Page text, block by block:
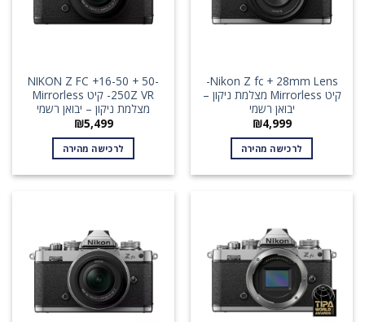
Nikon Z fc + 28mm Lens-
קיט Mirrorless מצלמת ניקון –
יבואן רשמי
₪4,999
לרכישה מהירה
NIKON Z FC +16-50 + 50-
250Z VR- קיט Mirrorless
מצלמת ניקון – יבואן רשמי
₪5,499
לרכישה מהירה